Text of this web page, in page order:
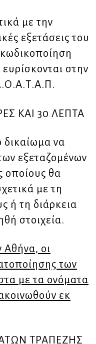
με την
εξετάσεις του
στην
ΚΑΙ 30 ΛΕΠΤΑ
να
εξεταζομένων
οποίους θα
με τη
ή τη διάρκεια
στοιχεία.
Αθήνα, οι
των
με τα ονόματα
εκ
ΤΡΑΠΕΖΗΣ